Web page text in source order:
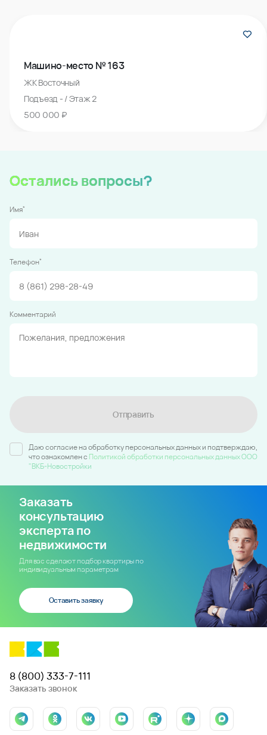
Машино-место № 163
ЖК Восточный
Подъезд - / Этаж 2
500 000 ₽
Остались вопросы?
Имя*
Телефон*
Комментарий
Отправить
Даю согласие на обработку персональных данных и подтверждаю,
что ознакомлен c Политикой обработки персональных данных ООО
"ВКБ-Новостройки
Заказать
консультацию
эксперта по
недвижимости
Для вас сделают подбор квартиры по
индивидуальным параметрам
Оставить заявку
8 (800) 333-7-111
Заказать звонок